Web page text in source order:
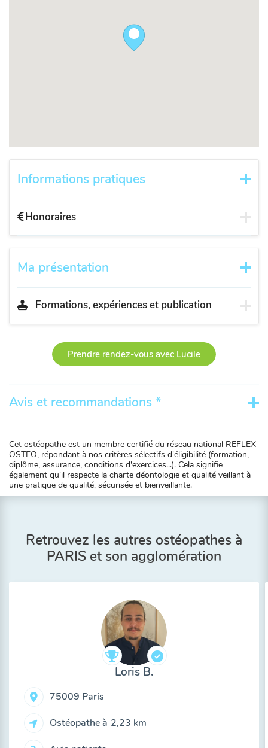
Informations pratiques
Honoraires
Ma présentation
Formations, expériences et publication
Prendre rendez-vous avec Lucile
Avis et recommandations *
Cet ostéopathe est un membre certifié du réseau national REFLEX
OSTEO, répondant à nos critères sélectifs d'éligibilité (formation,
diplôme, assurance, conditions d'exercices...). Cela signifie
également qu'il respecte la charte déontologie et qualité veillant à
une pratique de qualité, sécurisée et bienveillante.
Retrouvez les autres ostéopathes à
PARIS et son agglomération
Loris B.
75009 Paris
Ostéopathe à 2,23 km